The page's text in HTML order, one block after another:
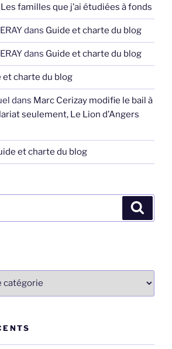
Les familles que j’ai étudiées à fonds
dans Guide et charte du blog
dans Guide et charte du blog
et charte du blog
dans Marc Cerizay modifie le bail à
seulement, Le Lion d’Angers
et charte du blog